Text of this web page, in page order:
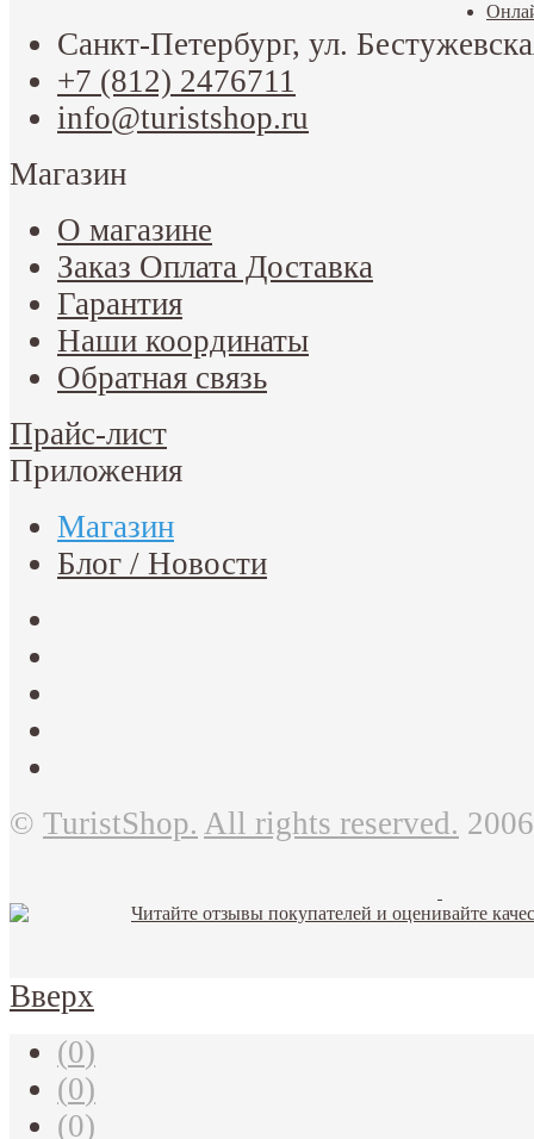
Санкт-Петербург, ул.
+7 (812) 2476711
info@turistshop.ru
Магазин
О магазине
Заказ Оплата Доставка
Гарантия
Наши координаты
Обратная связь
Прайс-лист
Приложения
Магазин
Блог / Новости
© TuristShop. All rights reserved.
Вверх
(0)
(0)
(0)